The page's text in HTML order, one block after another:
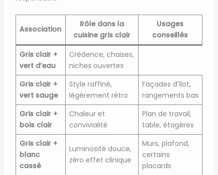
Association
Rôle dans la
cuisine gris clair
Usages
conseillés
Gris clair +
vert d’eau
Crédence, chaises,
niches ouvertes
Gris clair +
vert sauge
Style raffiné,
légèrement rétro
Façades d’îlot,
rangements bas
Gris clair +
bois clair
Chaleur et
convivialité
Plan de travail,
table, étagères
Gris clair +
blanc
cassé
Luminosité douce,
zéro effet clinique
Murs, plafond,
certains
placards